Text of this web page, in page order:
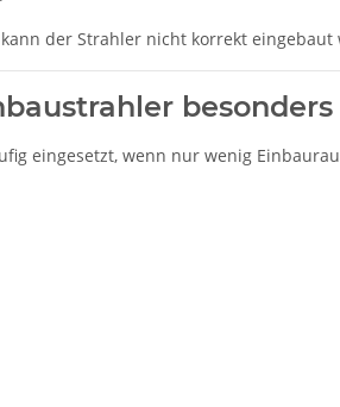
der Strahler nicht korrekt
eingesetzt, wenn nur wenig